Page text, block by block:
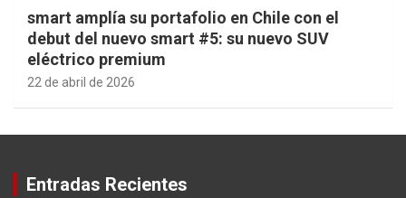
smart amplía su portafolio en Chile con el
debut del nuevo smart #5: su nuevo SUV
eléctrico premium
22 de abril de 2026
Entradas Recientes